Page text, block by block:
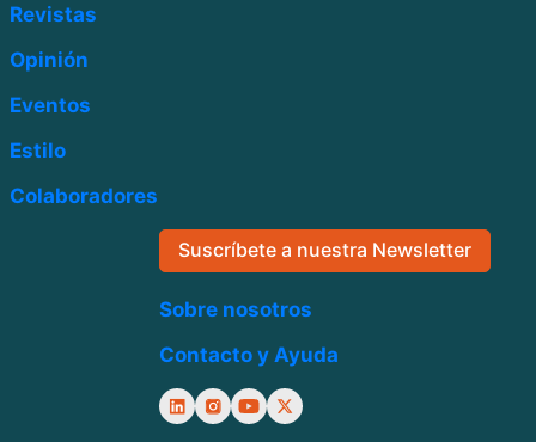
Revistas
Opinión
Eventos
Estilo
Colaboradores
Suscríbete a nuestra Newsletter
Sobre nosotros
Contacto y Ayuda